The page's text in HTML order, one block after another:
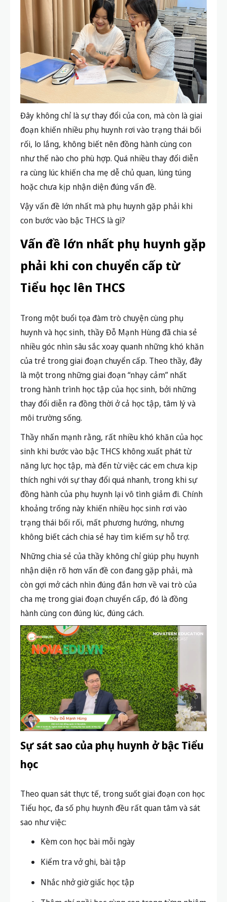
Đây không chỉ là sự thay đổi của con, mà còn là giai
đoạn khiến nhiều phụ huynh rơi vào trạng thái bối
rối, lo lắng, không biết nên đồng hành cùng con
như thế nào cho phù hợp. Quá nhiều thay đổi diễn
ra cùng lúc khiến cha mẹ dễ chủ quan, lúng túng
hoặc chưa kịp nhận diện đúng vấn đề.
Vậy vấn đề lớn nhất mà phụ huynh gặp phải khi
con bước vào bậc THCS là gì?
Vấn đề lớn nhất phụ huynh gặp
phải khi con chuyển cấp từ
Tiểu học lên THCS
Trong một buổi tọa đàm trò chuyện cùng phụ
huynh và học sinh, thầy Đỗ Mạnh Hùng đã chia sẻ
nhiều góc nhìn sâu sắc xoay quanh những khó khăn
của trẻ trong giai đoạn chuyển cấp. Theo thầy, đây
là một trong những giai đoạn “nhạy cảm” nhất
trong hành trình học tập của học sinh, bởi những
thay đổi diễn ra đồng thời ở cả học tập, tâm lý và
môi trường sống.
Thầy nhấn mạnh rằng, rất nhiều khó khăn của học
sinh khi bước vào bậc THCS không xuất phát từ
năng lực học tập, mà đến từ việc các em chưa kịp
thích nghi với sự thay đổi quá nhanh, trong khi sự
đồng hành của phụ huynh lại vô tình giảm đi. Chính
khoảng trống này khiến nhiều học sinh rơi vào
trạng thái bối rối, mất phương hướng, nhưng
không biết cách chia sẻ hay tìm kiếm sự hỗ trợ.
Những chia sẻ của thầy không chỉ giúp phụ huynh
nhận diện rõ hơn vấn đề con đang gặp phải, mà
còn gợi mở cách nhìn đúng đắn hơn về vai trò của
cha mẹ trong giai đoạn chuyển cấp, đó là đồng
hành cùng con đúng lúc, đúng cách.
Sự sát sao của phụ huynh ở bậc Tiểu
học
Theo quan sát thực tế, trong suốt giai đoạn con học
Tiểu học, đa số phụ huynh đều rất quan tâm và sát
sao như việc:
Kèm con học bài mỗi ngày
Kiểm tra vở ghi, bài tập
Nhắc nhở giờ giấc học tập